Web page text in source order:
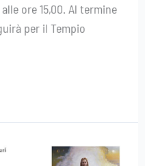
ore 15,00. Al termine
per il Tempio